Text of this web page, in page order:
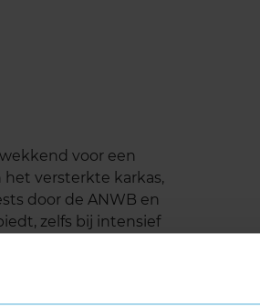
voor een
versterkte karkas,
door de ANWB en
zelfs bij intensief
te controleren en
te